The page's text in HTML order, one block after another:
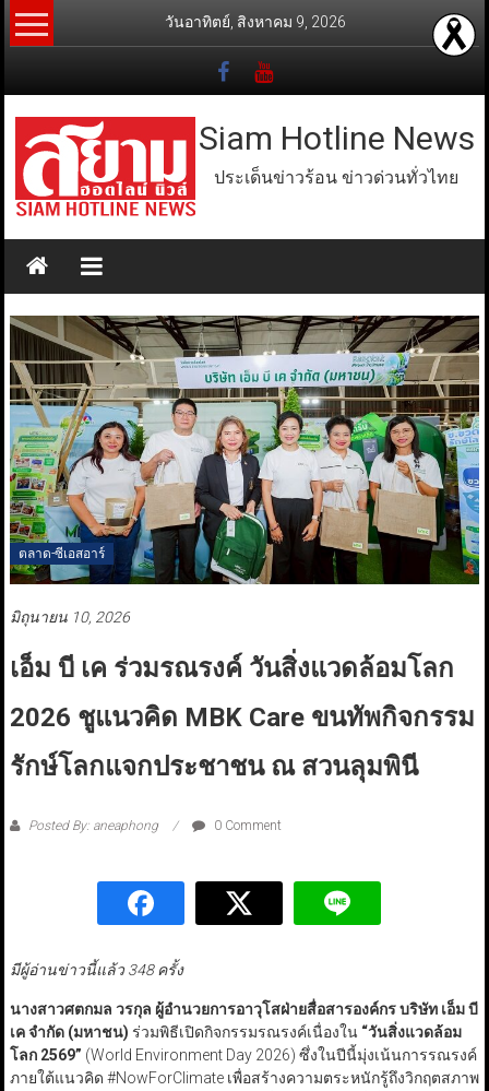
Skip
to
วันอาทิตย์, สิงหาคม 9, 2026
Siam Hotline News
ประเด็นข่าวร้อน ข่าวด่วนทั่วไทย
ตลาด-ซีเอสอาร์
มิถุนายน 10, 2026
เอ็ม บี เค ร่วมรณรงค์ วันสิ่งแวดล้อมโลก
2026 ชูแนวคิด MBK Care ขนทัพกิจกรรม
รักษ์โลกแจกประชาชน ณ สวนลุมพินี
Posted By: aneaphong 0 Comment
มีผู้อ่านข่าวนี้แล้ว 348 ครั้ง
นางสาวศตกมล วรกุล ผู้อำนวยการอาวุโสฝ่ายสื่อสารองค์กร บริษัท เอ็ม บี
เค จำกัด (มหาชน) ร่วมพิธีเปิดกิจกรรมรณรงค์เนื่องใน “วันสิ่งแวดล้อม
โลก 2569” (World Environment Day 2026) ซึ่งในปีนี้มุ่งเน้นการรณรงค์
ภายใต้แนวคิด #NowForClimate เพื่อสร้างความตระหนักรู้ถึงวิกฤตสภาพ